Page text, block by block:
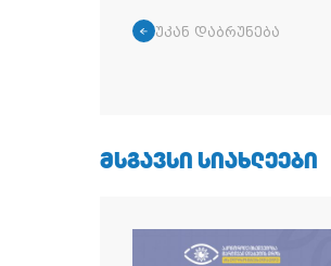
უკან დაბრუნება
ᲛᲡᲒᲐᲕᲡᲘ ᲡᲘᲐᲮᲚᲔᲔᲑᲘ